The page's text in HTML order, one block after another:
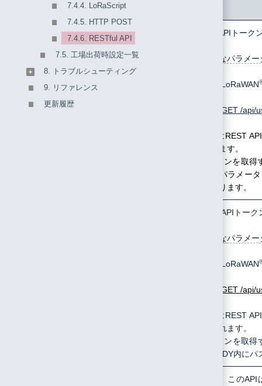
/api/user/get/api_token RESTful APIトーク
指定可能なパラメ
LoRaWAN
GET /api/
このAPIはREST
使用されます。
APIトークンを取
のクエリパラメー
必要があります。
RESTFul APIトー
指定可能なパラメー
LoRaWAN
GET /api/
このAPIはREST
に使用されます。
APIトークンを取
POST BODY内にパ
このAPI
7.4.4. LoRaScript
7.4.5. HTTP POST
7.4.6. RESTful API
7.5. 工場出荷時設定一覧
8. トラブルシューティング
9. リファレンス
更新履歴